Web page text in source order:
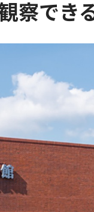
察でき